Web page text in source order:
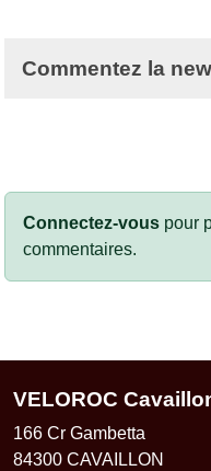
Commentez la
Connectez-vous pour
commentaires.
VELOROC
166 Cr Gambetta
84300 CAVAILLON